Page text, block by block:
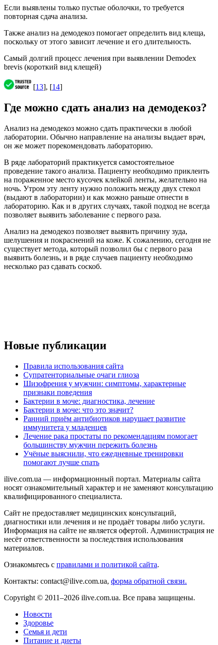
Если выявлены только пустые оболочки, то требуется
повторная сдача анализа.
Также анализ на демодекоз помогает определить вид клеща,
поскольку от этого зависит лечение и его длительность.
Самый долгий процесс лечения при выявлении Demodex
brevis (короткий вид клещей)
[13], [14]
Где можно сдать анализ на демодекоз?
Анализ на демодекоз можно сдать практически в любой
лаборатории. Обычно направление на анализы выдает врач,
он же может порекомендовать лабораторию.
В ряде лабораторий практикуется самостоятельное
проведение такого анализа. Пациенту необходимо приклеить
на пораженное место кусочек клейкой ленты, желательно на
ночь. Утром эту ленту нужно положить между двух стекол
(выдают в лаборатории) и как можно раньше отнести в
лабораторию. Как и в других случаях, такой подход не всегда
позволяет выявить заболевание с первого раза.
Анализ на демодекоз позволяет выявить причину зуда,
шелушения и покраснений на коже. К сожалению, сегодня не
существует метода, который позволил бы с первого раза
выявить болезнь, и в ряде случаев пациенту необходимо
несколько раз сдавать соскоб.
Новые публикации
Правила использования сайта
Супратенториальные очаги глиоза
Шизофрения у мужчин: симптомы, характерные
признаки поведения
Бактерии в моче: диагностика, лечение
Бактерии в моче: что это значит?
Ранний приём антибиотиков нарушает развитие
иммунитета у младенцев
Лечение рака простаты по рекомендациям помогает
большинству мужчин пережить болезнь
Учёные выяснили, что ежедневные тренировки
помогают лучше спать
ilive.com.ua — информационный портал. Материалы сайта
носят ознакомительный характер и не заменяют консультацию
квалифицированного специалиста.
Сайт не предоставляет медицинских консультаций,
диагностики или лечения и не продаёт товары либо услуги.
Информация на сайте не является офертой. Администрация не
несёт ответственности за последствия использования
материалов.
Ознакомьтесь с правилами и политикой сайта.
Контакты: contact@ilive.com.ua, форма обратной связи.
Copyright © 2011–2026 ilive.com.ua. Все права защищены.
Новости
Здоровье
Семья и дети
Питание и диеты